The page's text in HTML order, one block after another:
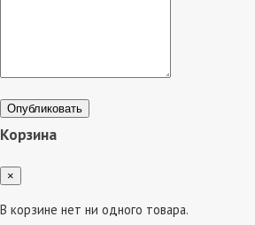
Опубликовать
Корзина
×
В корзине нет ни одного товара.